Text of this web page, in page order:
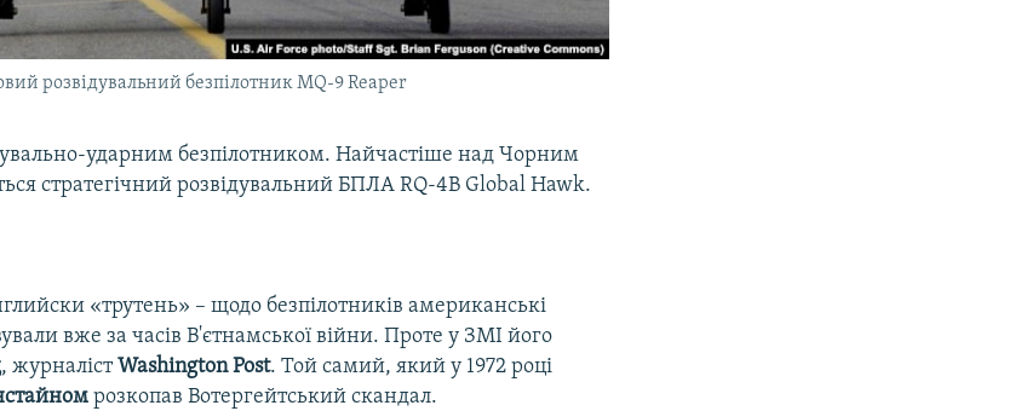
розвідувальний безпілотник MQ-9 Reaper
ударним безпілотником. Найчастіше над Чорним
стратегічний розвідувальний БПЛА RQ-4B Global Hawk.
«трутень» – щодо безпілотників американські
вже за часів В'єтнамської війни. Проте у ЗМІ його
, журналіст Washington Post. Той самий, який у 1972 році
розкопав Вотергейтський скандал.